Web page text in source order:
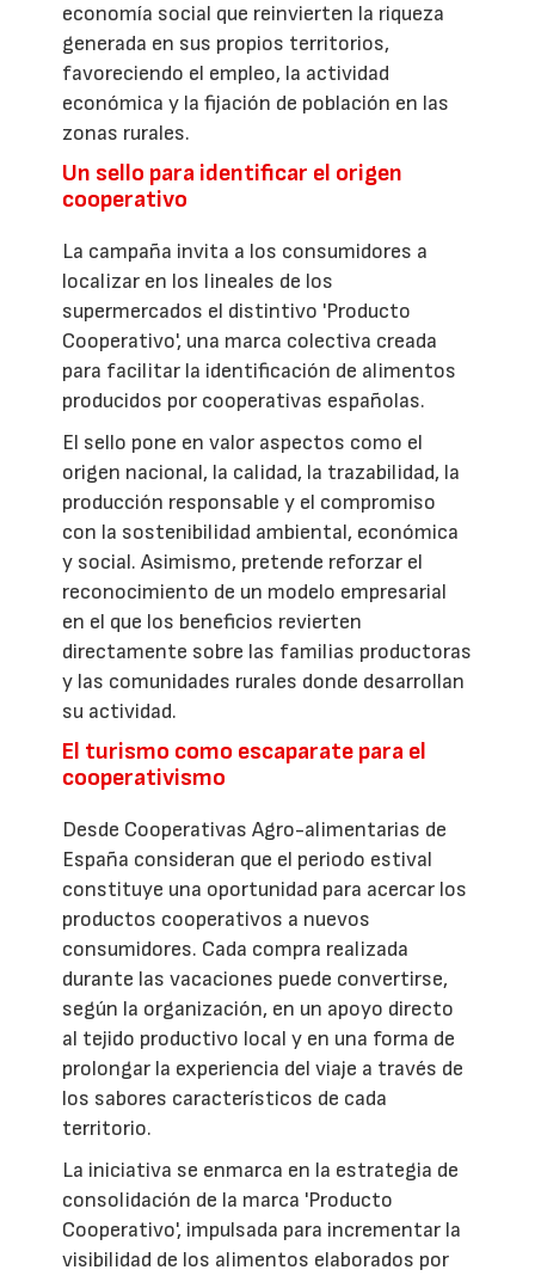
economía social que reinvierten la riqueza
generada en sus propios territorios,
favoreciendo el empleo, la actividad
económica y la fijación de población en las
zonas rurales.
Un sello para identificar el origen
cooperativo
La campaña invita a los consumidores a
localizar en los lineales de los
supermercados el distintivo 'Producto
Cooperativo', una marca colectiva creada
para facilitar la identificación de alimentos
producidos por cooperativas españolas.
El sello pone en valor aspectos como el
origen nacional, la calidad, la trazabilidad, la
producción responsable y el compromiso
con la sostenibilidad ambiental, económica
y social. Asimismo, pretende reforzar el
reconocimiento de un modelo empresarial
en el que los beneficios revierten
directamente sobre las familias productoras
y las comunidades rurales donde desarrollan
su actividad.
El turismo como escaparate para el
cooperativismo
Desde Cooperativas Agro-alimentarias de
España consideran que el periodo estival
constituye una oportunidad para acercar los
productos cooperativos a nuevos
consumidores. Cada compra realizada
durante las vacaciones puede convertirse,
según la organización, en un apoyo directo
al tejido productivo local y en una forma de
prolongar la experiencia del viaje a través de
los sabores característicos de cada
territorio.
La iniciativa se enmarca en la estrategia de
consolidación de la marca 'Producto
Cooperativo', impulsada para incrementar la
visibilidad de los alimentos elaborados por